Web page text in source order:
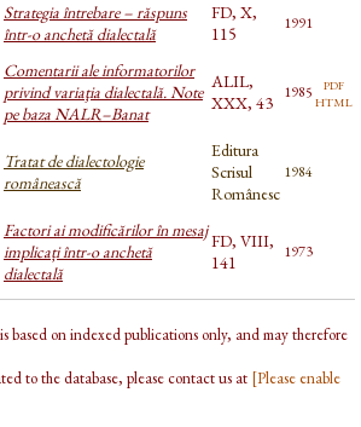
Strategia întrebare – răspuns
într-o anchetă dialectală
FD, X,
115
1991
Comentarii ale informatorilor
privind variaţia dialectală. Note
pe baza NALR–Banat
ALIL,
XXX, 43
1985 pdf
html
Tratat de dialectologie
românească
Editura
Scrisul
Românesc
1984
Factori ai modificărilor în mesaj
implicați într-o anchetă
dialectală
FD, VIII,
141
1973
based on indexed publications only, and may therefore
to the database, please contact us at [Please enable